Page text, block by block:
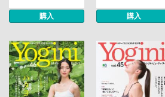
購入 購入